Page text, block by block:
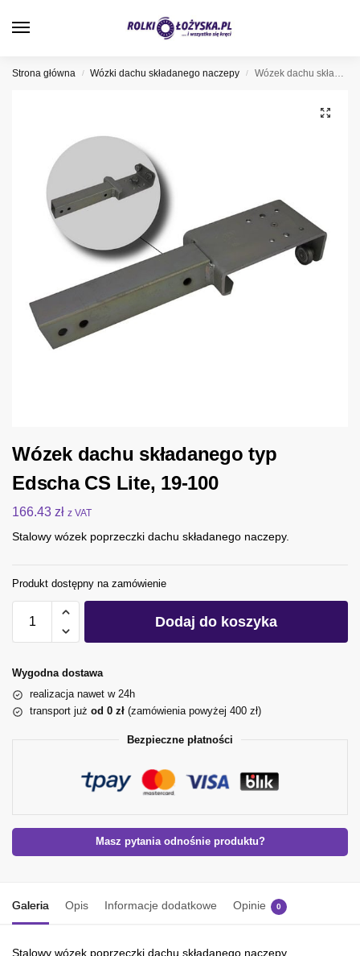
Strona główna / Wózki dachu składanego naczepy / Wózek dachu składanego typ Edscha CS Lite, 19-100
Wózek dachu składanego typ
Edscha CS Lite, 19-100
166.43 zł z VAT
Stalowy wózek poprzeczki dachu składanego naczepy.
Produkt dostępny na zamówienie
Dodaj do koszyka
Wygodna dostawa
realizacja nawet w 24h
transport już od 0 zł (zamówienia powyżej 400 zł)
Bezpieczne płatności
Masz pytania odnośnie produktu?
Galeria Opis Informacje dodatkowe Opinie 0
Stalowy wózek poprzeczki dachu składanego naczepy